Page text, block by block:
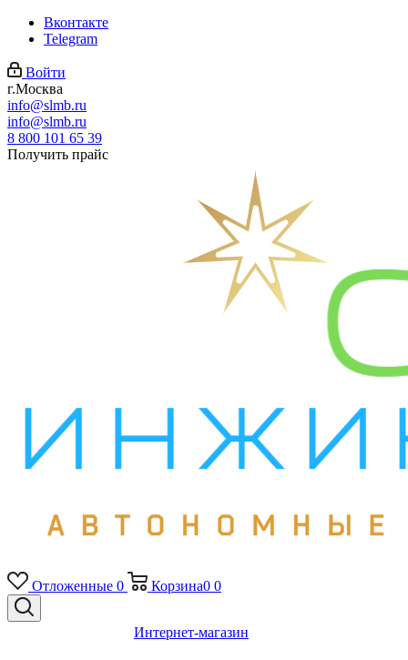
Вконтакте
Telegram
Войти
г.Москва
info@slmb.ru
info@slmb.ru
8 800 101 65 39
Получить прайс
Отложенные 0 Корзина0 0
Интернет-магазин